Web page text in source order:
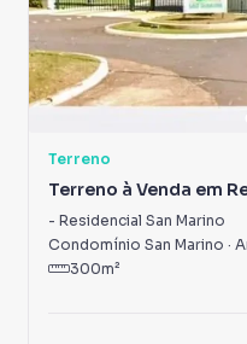
Terreno
Terreno à Venda em
- Residencial San Marino
Condomínio San Marino ·
300m²